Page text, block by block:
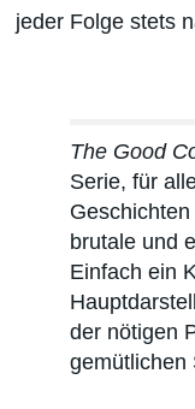
jeder Folge stets
The Good
Serie, für
brutale und
Einfach ein
der nötigen
gemütlichen